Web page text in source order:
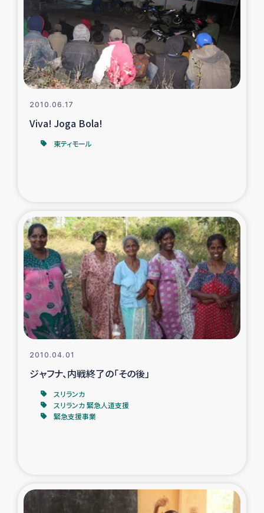
復興応援隊の活動
仮設住宅生活支援・農業復興支援
漁業復興支援
ガザ地区における羊の畜産支援
ガザ地区での公園の緑化を通じた支援事業
ガザ地区における被災住民への緊急支援
ガザ地区酪農を通した女性グループの生計支援
ふりかけ普及と食生活改善による栄養改善事業
フェアトレード事業
緊急支援事業
食べる
2010.06.17
Viva! Joga Bola!
東ティモール
2010.04.01
ジャフナ、内戦終了の「その後」
スリランカ
スリランカ 緊急人道支援
緊急支援事業